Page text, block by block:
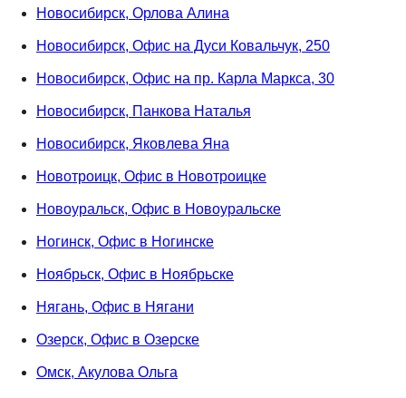
Новосибирск, Орлова Алина
Новосибирск, Офис на Дуси Ковальчук, 250
Новосибирск, Офис на пр. Карла Маркса, 30
Новосибирск, Панкова Наталья
Новосибирск, Яковлева Яна
Новотроицк, Офис в Новотроицке
Новоуральск, Офис в Новоуральске
Ногинск, Офис в Ногинске
Ноябрьск, Офис в Ноябрьске
Нягань, Офис в Нягани
Озерск, Офис в Озерске
Омск, Акулова Ольга